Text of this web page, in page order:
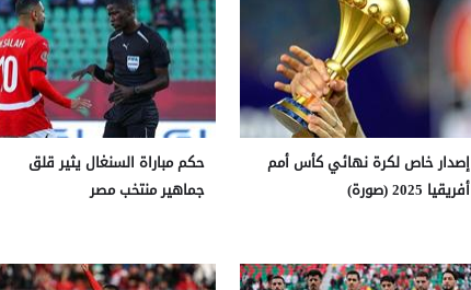
إصدار خاص لكرة نهائي كأس أمم
أفريقيا 2025 (صورة)
حكم مباراة السنغال يثير قلق
جماهير منتخب مصر